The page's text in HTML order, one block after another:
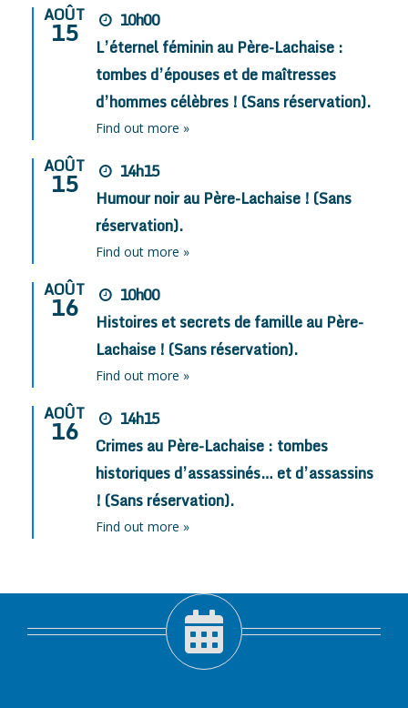
AOÛT
15
10h00
L’éternel féminin au Père-Lachaise :
tombes d’épouses et de maîtresses
d’hommes célèbres ! (Sans réservation).
Find out more »
AOÛT
15
14h15
Humour noir au Père-Lachaise ! (Sans
réservation).
Find out more »
AOÛT
16
10h00
Histoires et secrets de famille au Père-
Lachaise ! (Sans réservation).
Find out more »
AOÛT
16
14h15
Crimes au Père-Lachaise : tombes
historiques d’assassinés… et d’assassins
! (Sans réservation).
Find out more »